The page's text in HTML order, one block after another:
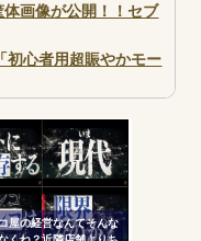
画像が公開！！セブ
初心者用超賑やかモー
担当にするのやめろや
員カードを握り潰し
イの人生どれくらい
屋の経営なんてそんな